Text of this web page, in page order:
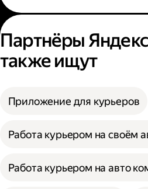
Партнёры
также ищут
Приложение для курьеров
Работа курьером на своём
Работа курьером на авто